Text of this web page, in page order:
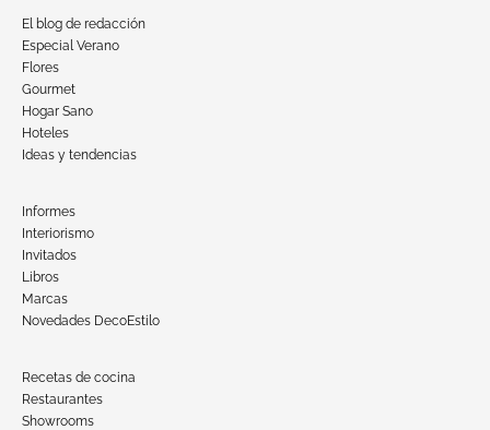
El blog de redacción
Especial Verano
Flores
Gourmet
Hogar Sano
Hoteles
Ideas y tendencias
Informes
Interiorismo
Invitados
Libros
Marcas
Novedades DecoEstilo
Recetas de cocina
Restaurantes
Showrooms